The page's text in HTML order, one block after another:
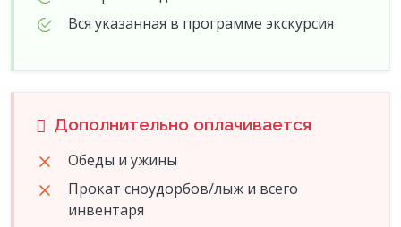
Вся указанная в программе экскурсия
Дополнительно оплачивается
Обеды и ужины
Прокат сноудорбов/лыж и всего
инвентаря